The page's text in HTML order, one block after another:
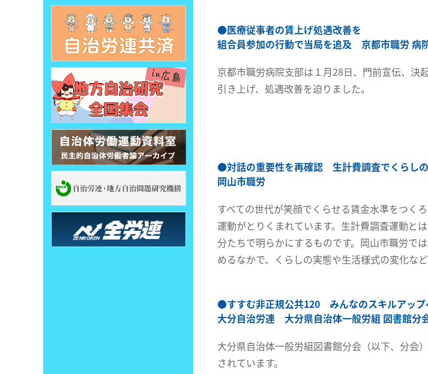
●医療従事者の賃上げ処遇改善を
組合員参加の行動で当局を追及 京都市職労 病
京都市職労病院支部は１月28日、門前宣伝、決
引き上げ、処遇改善を迫りました。
●対話の重要性を再確認 生計費調査でくらし
岡山市職労
すべての世代が笑顔でくらせる賃金水準をつく
運動がとりくまれています。生計費調査運動と
分たちで明らかにするものです。岡山市職労で
めるなかで、くらしの実態や生活様式の変化な
●すすむ非正規公共120 みんなのスキルアップ
大分自治労連 大分県自治体一般労組 図書館分
大分県自治体一般労組図書館分会（以下、分会
されています。